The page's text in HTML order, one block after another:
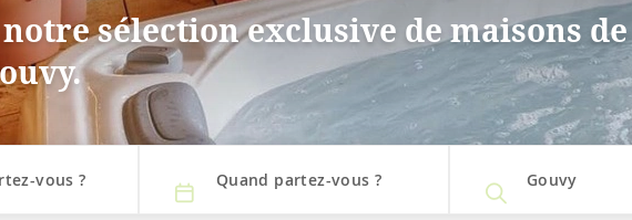
sélection exclusive de maisons
vous ? Quand partez-vous ? Gouvy